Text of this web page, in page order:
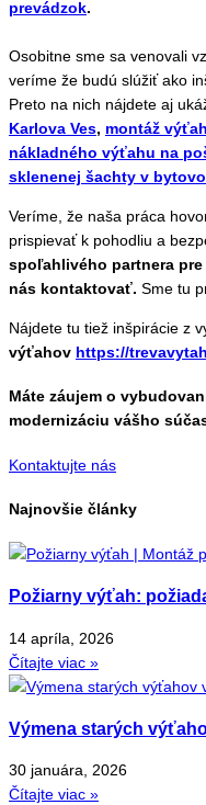
prevádzok.
Osobitne sme sa venovali
veríme že budú slúžiť ako
Preto na nich nájdete aj
Karlova Ves, montáž
nákladného výťahu na
sklenenej šachty v
Veríme, že naša práca
prispievať k pohodliu a
spoľahlivého partnera
nás kontaktovať. Sme tu
Nájdete tu tiež inšpirácie z
výťahov https://
Máte záujem o
modernizáciu vášho
Kontaktujte nás
Najnovšie články
Požiarny výťah:
14 apríla, 2026
Čítajte viac »
Výmena starých
30 januára, 2026
Čítajte viac »